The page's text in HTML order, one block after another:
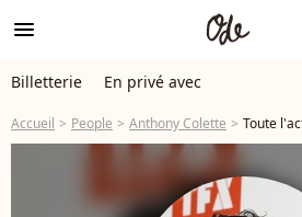
menu
Billetterie En privé avec
Accueil People Anthony Colette Toute